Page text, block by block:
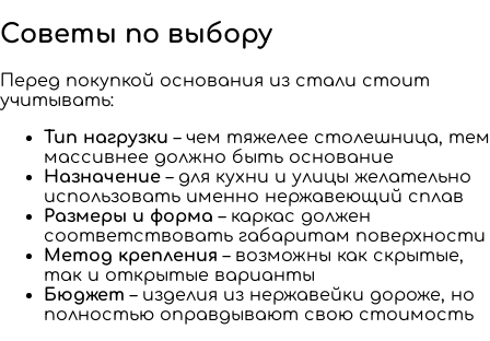
Советы по выбору
Перед покупкой основания из стали стоит
учитывать:
Тип нагрузки – чем тяжелее столешница, тем
массивнее должно быть основание
Назначение – для кухни и улицы желательно
использовать именно нержавеющий сплав
Размеры и форма – каркас должен
соответствовать габаритам поверхности
Метод крепления – возможны как скрытые,
так и открытые варианты
Бюджет – изделия из нержавейки дороже, но
полностью оправдывают свою стоимость